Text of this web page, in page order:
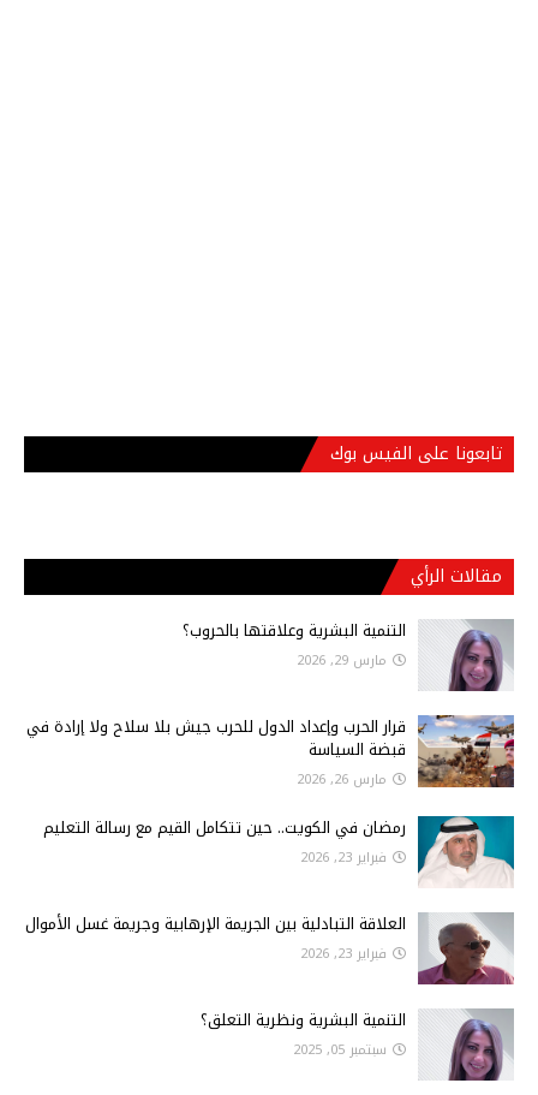
تابعونا على الفيس بوك
مقالات الرأي
التنمية البشرية وعلاقتها بالحروب؟
مارس 29, 2026
قرار الحرب وإعداد الدول للحرب جيش بلا سلاح ولا إرادة في
قبضة السياسة
مارس 26, 2026
رمضان في الكويت.. حين تتكامل القيم مع رسالة التعليم
فبراير 23, 2026
العلاقة التبادلية بين الجريمة الإرهابية وجريمة غسل الأموال
فبراير 23, 2026
التنمية البشرية ونظرية التعلق؟
سبتمبر 05, 2025